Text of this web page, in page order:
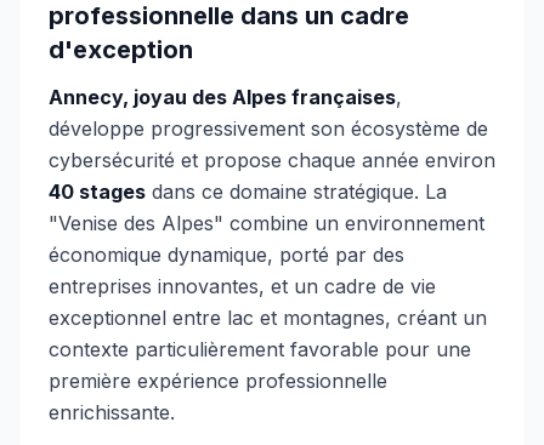
professionnelle dans un cadre
d'exception
Annecy, joyau des Alpes françaises,
développe progressivement son écosystème de
cybersécurité et propose chaque année environ
40 stages dans ce domaine stratégique. La
"Venise des Alpes" combine un environnement
économique dynamique, porté par des
entreprises innovantes, et un cadre de vie
exceptionnel entre lac et montagnes, créant un
contexte particulièrement favorable pour une
première expérience professionnelle
enrichissante.